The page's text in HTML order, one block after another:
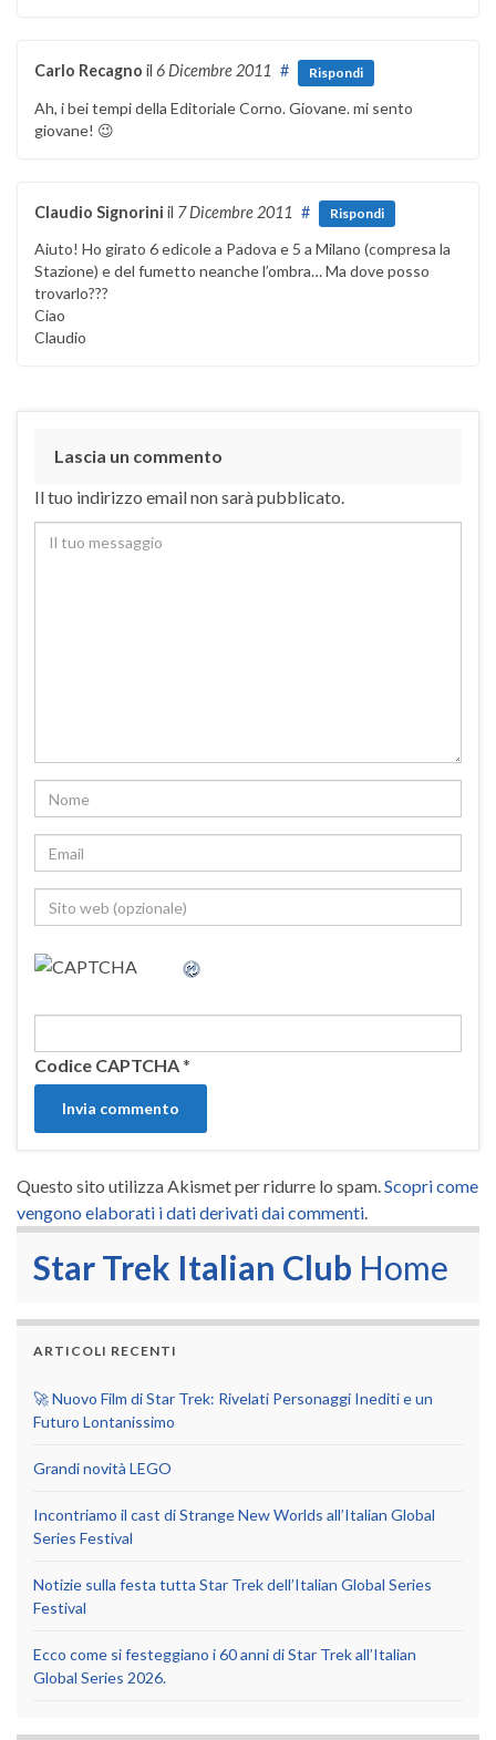
Carlo Recagno il 6 Dicembre 2011 # Rispondi
Ah, i bei tempi della Editoriale Corno. Giovane. mi sento
giovane! 😉
Claudio Signorini il 7 Dicembre 2011 # Rispondi
Aiuto! Ho girato 6 edicole a Padova e 5 a Milano (compresa la
Stazione) e del fumetto neanche l’ombra… Ma dove posso
trovarlo???
Ciao
Claudio
Lascia un commento
Il tuo indirizzo email non sarà pubblicato.
Codice CAPTCHA*
Questo sito utilizza Akismet per ridurre lo spam.Scopri come
vengono elaborati i dati derivati dai commenti.
Star Trek Italian Club Home
ARTICOLI RECENTI
🚀 Nuovo Film di Star Trek: Rivelati Personaggi Inediti e un
Futuro Lontanissimo
Grandi novità LEGO
Incontriamo il cast di Strange New Worlds all’Italian Global
Series Festival
Notizie sulla festa tutta Star Trek dell’Italian Global Series
Festival
Ecco come si festeggiano i 60 anni di Star Trek all’Italian
Global Series 2026.